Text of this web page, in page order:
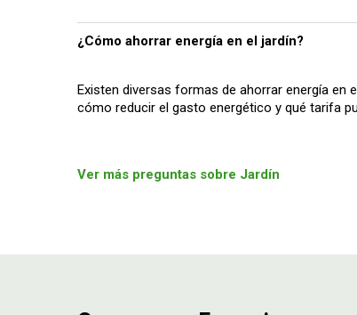
¿Cómo ahorrar energía en el jardín?
Existen diversas formas de ahorrar energía en
cómo reducir el gasto energético y qué tarifa
Ver más preguntas sobre Jardín